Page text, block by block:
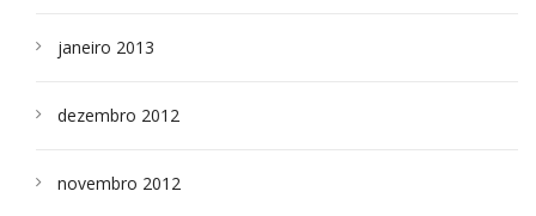
janeiro 2013
dezembro 2012
novembro 2012